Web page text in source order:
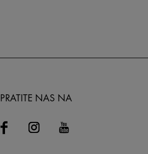
PRATITE NAS NA